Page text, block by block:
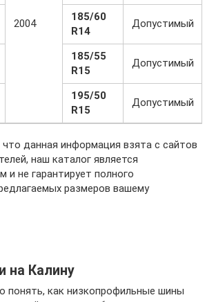
2004
185/60
R14
Допустимый
185/55
R15
Допустимый
195/50
R15
Допустимый
данная информация взята с сайтов
наш каталог является
и не гарантирует полного
размеров вашему
на Калину
понять, как низкопрофильные шины